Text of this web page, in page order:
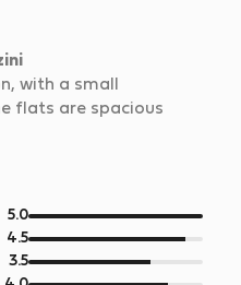
with a small
flats are spacious
5.0od
5
4.5od
5
3.5od